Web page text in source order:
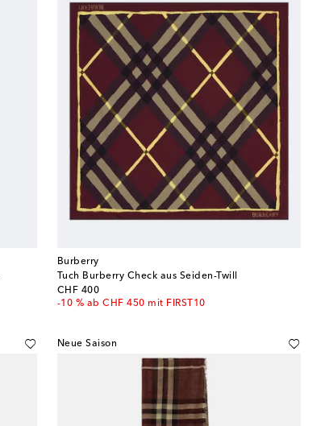
Burberry
Tuch Burberry Check aus Seiden-Twill
CHF 400
original price
-10 % ab CHF 450 mit FIRST10
Neue Saison